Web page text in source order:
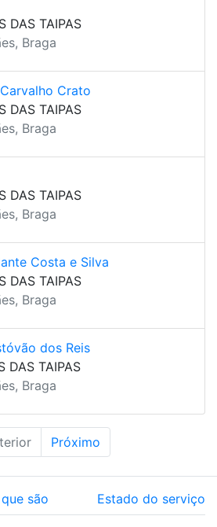
DAS TAIPAS
Braga
Crato
DAS TAIPAS
Braga
DAS TAIPAS
Braga
Costa e Silva
DAS TAIPAS
Braga
dos Reis
DAS TAIPAS
Braga
Próximo
são Estado do serviço